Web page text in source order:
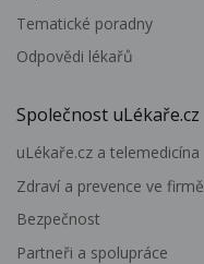
Tematické poradny
Odpovědi lékařů
Společnost uLékaře.cz
uLékaře.cz a telemedicína
Zdraví a prevence ve firmě
Bezpečnost
Partneři a spolupráce